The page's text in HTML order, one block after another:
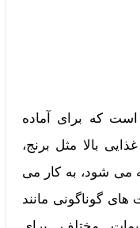
که برای آماده‌
بالا مثل برنج،
می‌ شود، به کار می‌
های گوناگونی مانند